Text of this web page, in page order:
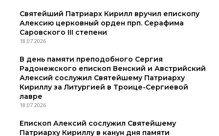
Святейший Патриарх Кирилл вручил епископу
Алексию церковный орден прп. Серафима
Саровского III степени
18.07.2026
В день памяти преподобного Сергия
Радонежского епископ Венский и Австрийский
Алексий сослужил Святейшему Патриарху
Кириллу за Литургией в Троице-Сергиевой
лавре
18.07.2026
Епископ Алексий сослужил Святейшему
Патриарху Кириллу в канун дня памяти